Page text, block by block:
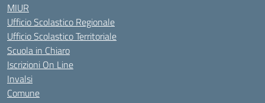
MIUR
Ufficio Scolastico Regionale
Ufficio Scolastico Territoriale
Scuola in Chiaro
Iscrizioni On Line
Invalsi
Comune